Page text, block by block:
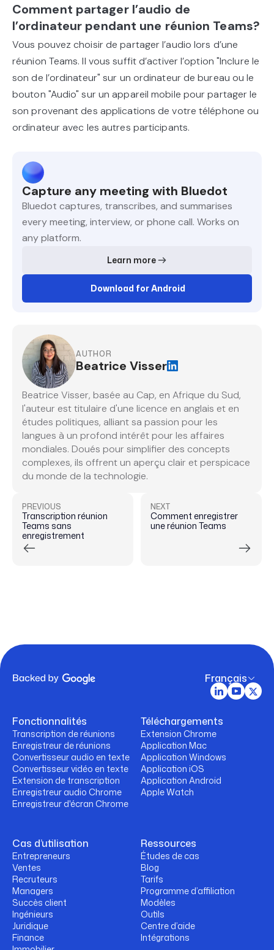
Comment partager l’audio de
l’ordinateur pendant une réunion Teams?
Vous pouvez choisir de partager l’audio lors d’une
réunion Teams. Il vous suffit d’activer l’option "Inclure le
son de l’ordinateur" sur un ordinateur de bureau ou le
bouton "Audio" sur un appareil mobile pour partager le
son provenant des applications de votre téléphone ou
ordinateur avec les autres participants.
Capture any meeting with Bluedot
Bluedot captures, transcribes, and summarises
every meeting, interview, or phone call. Works on
any platform.
Learn more
Download for Android
AUTHOR
Beatrice Visser
Beatrice Visser, basée au Cap, en Afrique du Sud,
l'auteur est titulaire d'une licence en anglais et en
études politiques, alliant sa passion pour les
langues à un profond intérêt pour les affaires
mondiales. Doués pour simplifier des concepts
complexes, ils offrent un aperçu clair et perspicace
du monde de la technologie.
PREVIOUS
Transcription réunion
Teams sans
enregistrement
NEXT
Comment enregistrer
une réunion Teams
Français
Fonctionnalités
Transcription de réunions
Enregistreur de réunions
Convertisseur audio en texte
Convertisseur vidéo en texte
Extension de transcription
Enregistreur audio Chrome
Enregistreur d'écran Chrome
Téléchargements
Extension Chrome
Application Mac
Application Windows
Application iOS
Application Android
Apple Watch
Cas d’utilisation
Entrepreneurs
Ventes
Recruteurs
Managers
Succès client
Ingénieurs
Juridique
Finance
Ressources
Études de cas
Blog
Tarifs
Programme d’affiliation
Modèles
Outils
Centre d’aide
Intégrations